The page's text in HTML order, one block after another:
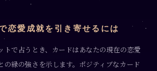
恋愛成就を引き寄せるには
トで占うとき、カードはあなたの現在の恋愛
の縁の強さを示します。ポジティブなカード